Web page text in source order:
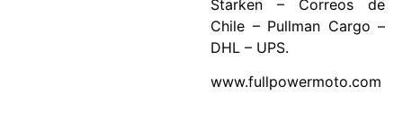
Starken – Correos de
Chile – Pullman Cargo –
DHL – UPS.
www.fullpowermoto.com